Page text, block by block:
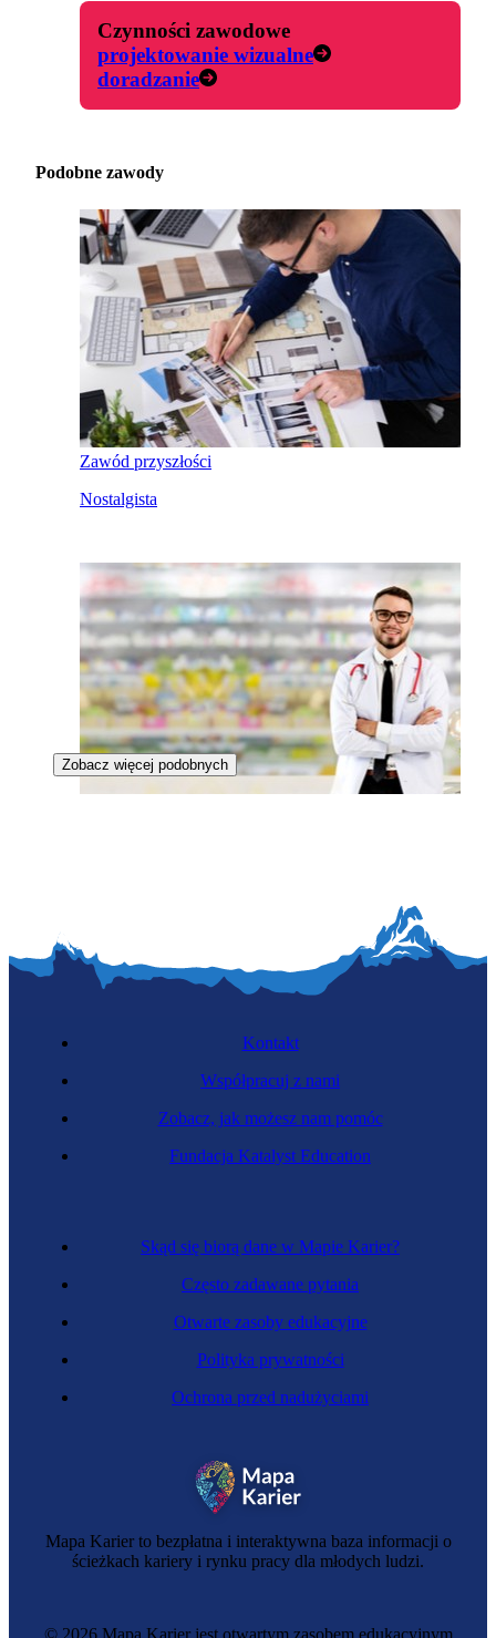
Czynności zawodowe
projektowanie wizualne
doradzanie
Podobne zawody
Zawód przyszłości
Nostalgista
Zawód przyszłości
Menedżer marki miejsca
Zobacz więcej podobnych
Mapa Karier to bezpłatna i interaktywna baza informacji o
ścieżkach kariery i rynku pracy dla młodych ludzi.
Skąd się biorą dane w Mapie Karier?
Często zadawane pytania
Otwarte zasoby edukacyjne
Polityka prywatności
Ochrona przed nadużyciami
Kontakt
Współpracuj z nami
Zobacz, jak możesz nam pomóc
Fundacja Katalyst Education